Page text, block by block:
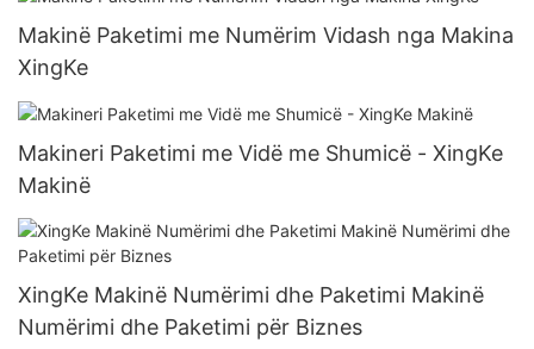
Makinë Paketimi me Numërim Vidash nga Makina
XingKe
Makineri Paketimi me Vidë me Shumicë - XingKe
Makinë
XingKe Makinë Numërimi dhe Paketimi Makinë
Numërimi dhe Paketimi për Biznes